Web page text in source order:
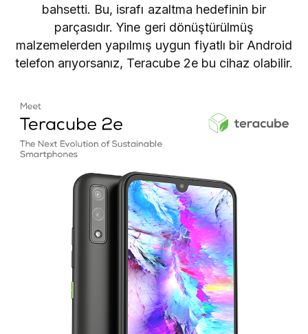
bahsetti. Bu, israfı azaltma hedefinin bir
parçasıdır. Yine geri dönüştürülmüş
malzemelerden yapılmış uygun fiyatlı bir Android
telefon arıyorsanız, Teracube 2e bu cihaz olabilir.